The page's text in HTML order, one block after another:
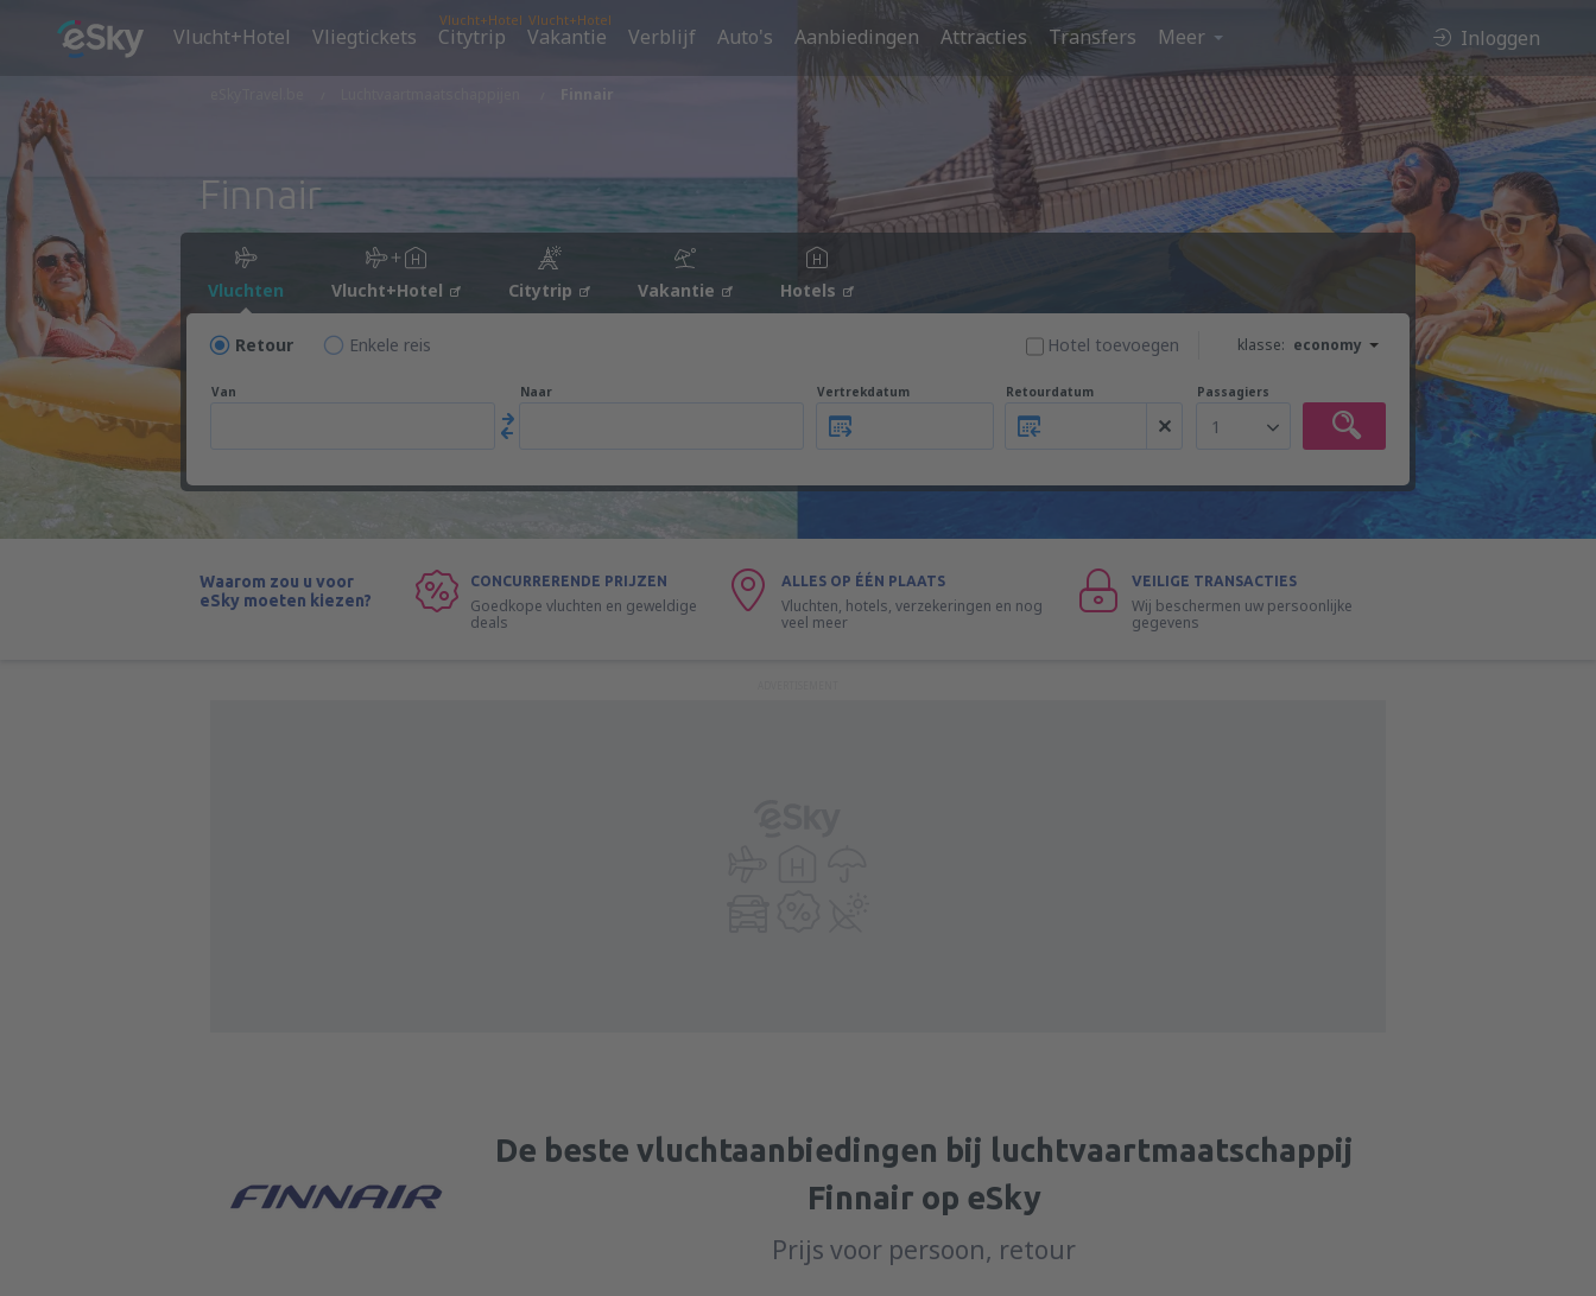
Vlucht+Hotel Vliegtickets
Vlucht+Hotel
Citytrip
Vlucht+Hotel
Vakantie Verblijf Auto's Aanbiedingen Attracties Transfers Meer Inloggen
Finnair
Finnair
Vluchten Vlucht+Hotel Citytrip Vakantie Hotels
Retour Enkele reis klasse: economy
Hotel toevoegen
Van Naar Vertrekdatum Retourdatum Passagiers
1
Waarom zou u voor
eSky moeten kiezen?
CONCURRERENDE PRIJZEN
Goedkope vluchten en geweldige
deals
ALLES OP ÉÉN PLAATS
Vluchten, hotels, verzekeringen en nog
veel meer
VEILIGE TRANSACTIES
Wij beschermen uw persoonlijke
gegevens
De beste vluchtaanbiedingen bij luchtvaartmaatschappij
Finnair op eSky
Prijs voor persoon, retour